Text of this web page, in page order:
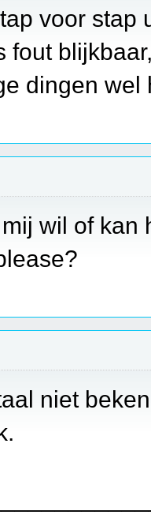
voor stap
fout
dingen wel
wil of
niet